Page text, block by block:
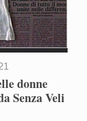
donne
Senza Veli